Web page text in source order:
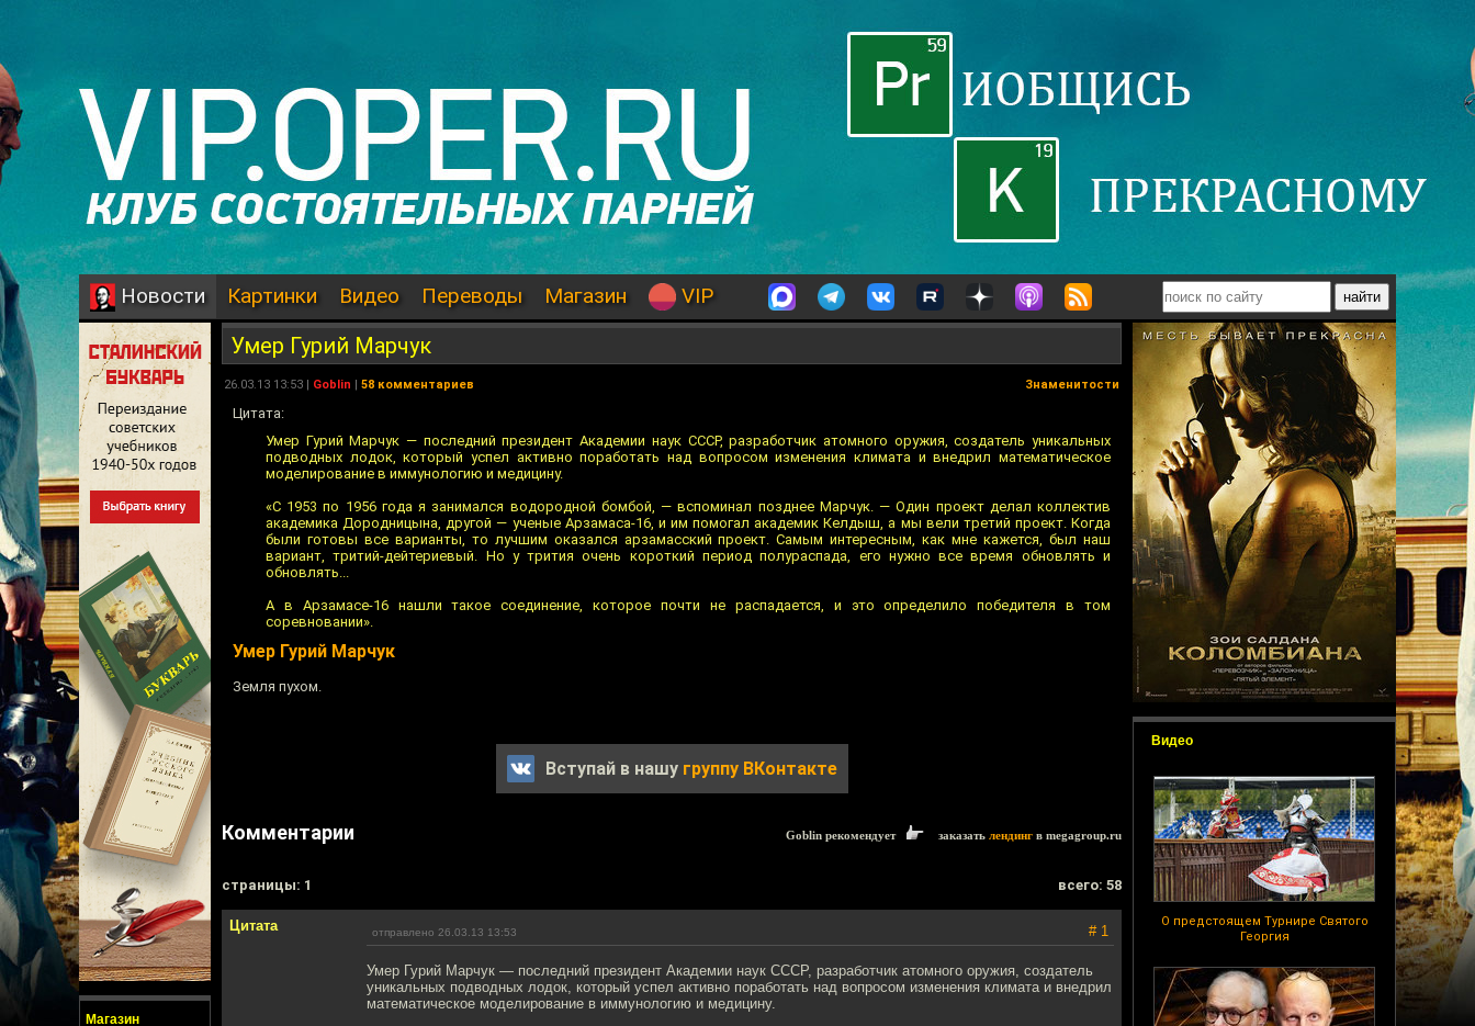
Новости Картинки Видео Переводы Магазин VIP
Магазин
Видео
О предстоящем Турнире Святого
Георгия
Умер Гурий Марчук
26.03.13 13:53 | Goblin | 58 комментариев Знаменитости
Цитата:
Умер Гурий Марчук — последний президент Академии наук СССР, разработчик атомного оружия, создатель уникальных
подводных лодок, который успел активно поработать над вопросом изменения климата и внедрил математическое
моделирование в иммунологию и медицину.
«С 1953 по 1956 года я занимался водородной бомбой, — вспоминал позднее Марчук. — Один проект делал коллектив
академика Дородницына, другой — ученые Арзамаса-16, и им помогал академик Келдыш, а мы вели третий проект. Когда
были готовы все варианты, то лучшим оказался арзамасский проект. Самым интересным, как мне кажется, был наш
вариант, тритий-дейтериевый. Но у трития очень короткий период полураспада, его нужно все время обновлять и
обновлять...
А в Арзамасе-16 нашли такое соединение, которое почти не распадается, и это определило победителя в том
соревновании».
Умер Гурий Марчук
Земля пухом.
Вступай в нашу группу ВКонтакте
Комментарии Goblin рекомендует заказать лендинг в megagroup.ru
cтраницы: 1 всего: 58
Цитата отправлено 26.03.13 13:53 # 1
Умер Гурий Марчук — последний президент Академии наук СССР, разработчик атомного оружия, создатель
уникальных подводных лодок, который успел активно поработать над вопросом изменения климата и внедрил
математическое моделирование в иммунологию и медицину.